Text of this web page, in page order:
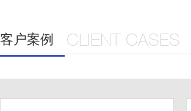
客户案例 CLIENT CASES